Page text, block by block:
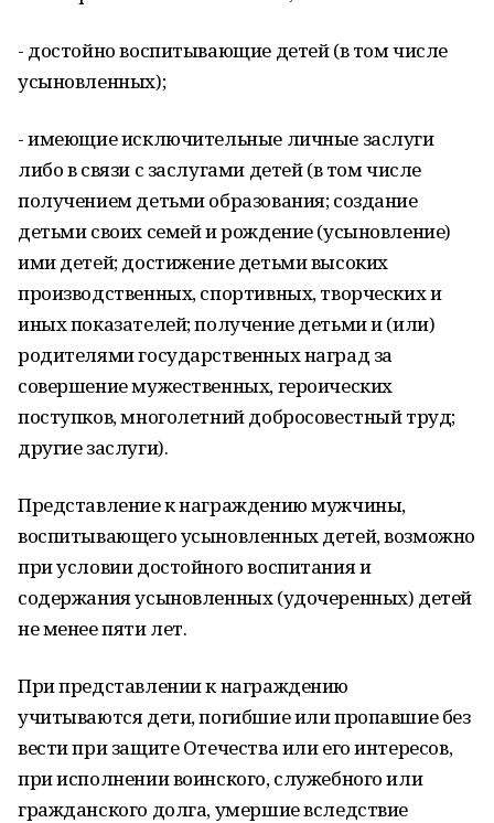
- достойно воспитывающие детей (в том числе
усыновленных);
- имеющие исключительные личные заслуги
либо в связи с заслугами детей (в том числе
получением детьми образования; создание
детьми своих семей и рождение (усыновление)
ими детей; достижение детьми высоких
производственных, спортивных, творческих и
иных показателей; получение детьми и (или)
родителями государственных наград за
совершение мужественных, героических
поступков, многолетний добросовестный труд;
другие заслуги).
Представление к награждению мужчины,
воспитывающего усыновленных детей, возможно
при условии достойного воспитания и
содержания усыновленных (удочеренных) детей
не менее пяти лет.
При представлении к награждению
учитываются дети, погибшие или пропавшие без
вести при защите Отечества или его интересов,
при исполнении воинского, служебного или
гражданского долга, умершие вследствие